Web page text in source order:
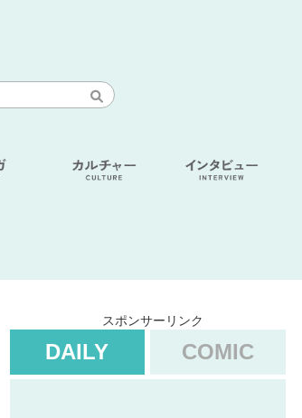
スポンサーリンク
DAILY COMIC